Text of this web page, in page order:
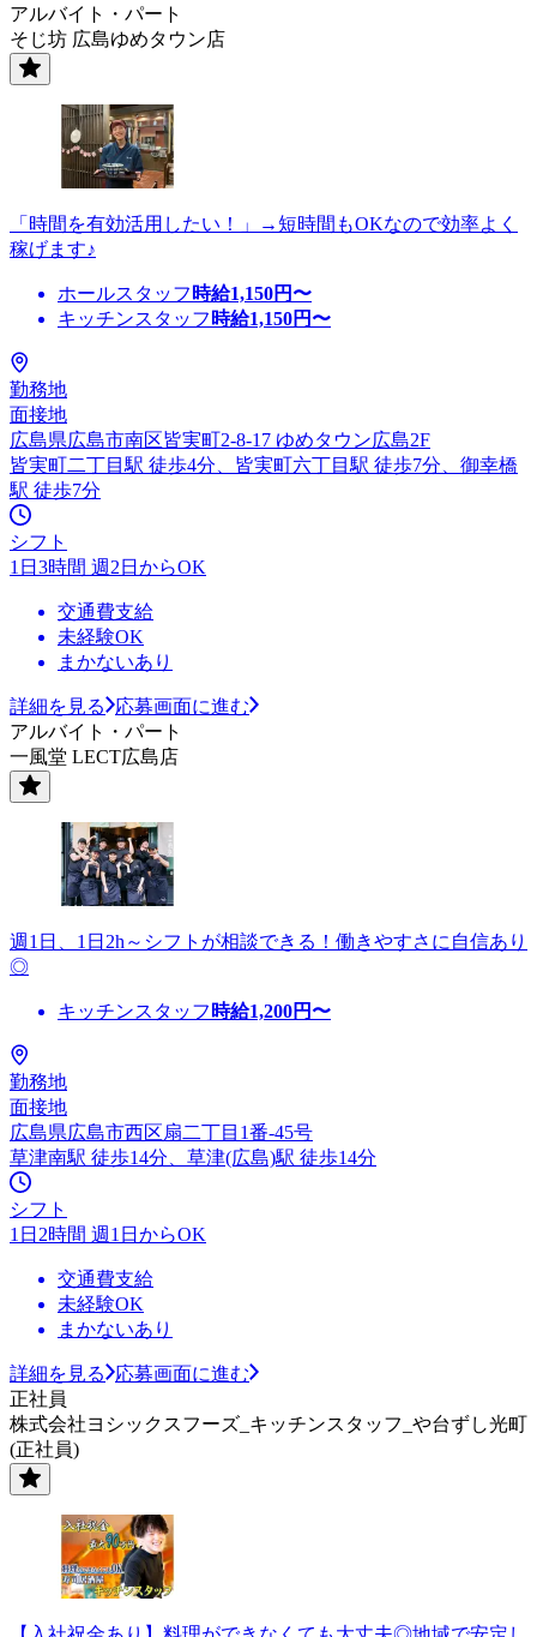
アルバイト・パート
そじ坊 広島ゆめタウン店
「時間を有効活用したい！」→短時間もOKなので効率よく
稼げます♪
ホールスタッフ 時給1,150円〜
キッチンスタッフ 時給1,150円〜
勤務地
面接地
広島県広島市南区皆実町2-8-17 ゆめタウン広島2F
皆実町二丁目駅 徒歩4分、皆実町六丁目駅 徒歩7分、御幸橋
駅 徒歩7分
シフト
1日3時間 週2日からOK
交通費支給
未経験OK
まかないあり
詳細を見る
応募画面に進む
アルバイト・パート
一風堂 LECT広島店
週1日、1日2h～シフトが相談できる！働きやすさに自信あり
◎
キッチンスタッフ 時給1,200円〜
勤務地
面接地
広島県広島市西区扇二丁目1番-45号
草津南駅 徒歩14分、草津(広島)駅 徒歩14分
シフト
1日2時間 週1日からOK
交通費支給
未経験OK
まかないあり
詳細を見る
応募画面に進む
正社員
株式会社ヨシックスフーズ_キッチンスタッフ_や台ずし光町
(正社員)